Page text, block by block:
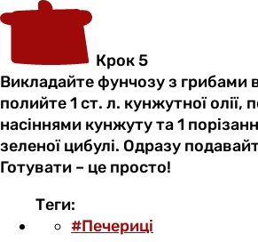
Крок 5
Викладайте фунчозу з грибами
полийте 1 ст. л. кунжутної олії,
насіннями кунжуту та 1
зеленої цибулі. Одразу
Готувати – це просто!
Теги:
#Печериці